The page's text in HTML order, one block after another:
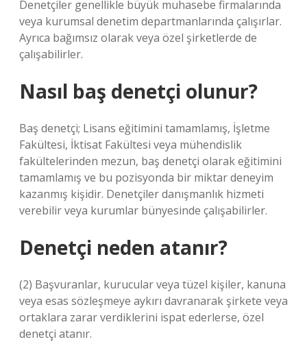
Denetçiler genellikle büyük muhasebe firmalarında
veya kurumsal denetim departmanlarında çalışırlar.
Ayrıca bağımsız olarak veya özel şirketlerde de
çalışabilirler.
Nasıl baş denetçi olunur?
Baş denetçi; Lisans eğitimini tamamlamış, İşletme
Fakültesi, İktisat Fakültesi veya mühendislik
fakültelerinden mezun, baş denetçi olarak eğitimini
tamamlamış ve bu pozisyonda bir miktar deneyim
kazanmış kişidir. Denetçiler danışmanlık hizmeti
verebilir veya kurumlar bünyesinde çalışabilirler.
Denetçi neden atanır?
(2) Başvuranlar, kurucular veya tüzel kişiler, kanuna
veya esas sözleşmeye aykırı davranarak şirkete veya
ortaklara zarar verdiklerini ispat ederlerse, özel
denetçi atanır.